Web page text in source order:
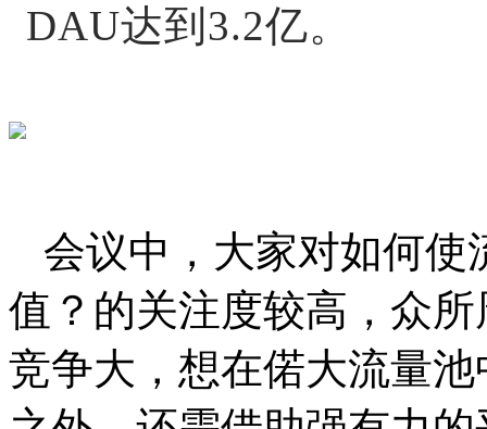
DAU达到3.2亿。
会议中，大家对如何使
值？的关注度较高，众
竞争大，想在偌大流量